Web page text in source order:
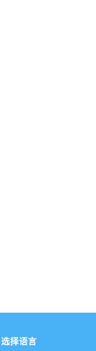
选择语言